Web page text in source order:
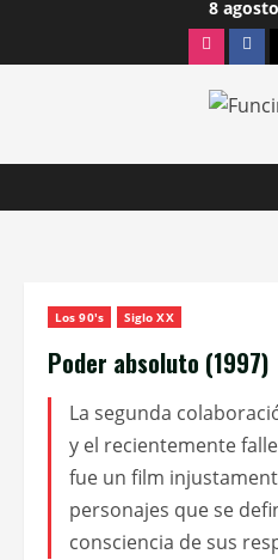
8
Los 90's Siglo XX
Poder absoluto (1997)
La segunda
y el recientemente
fue un film
personajes que se
consciencia de sus